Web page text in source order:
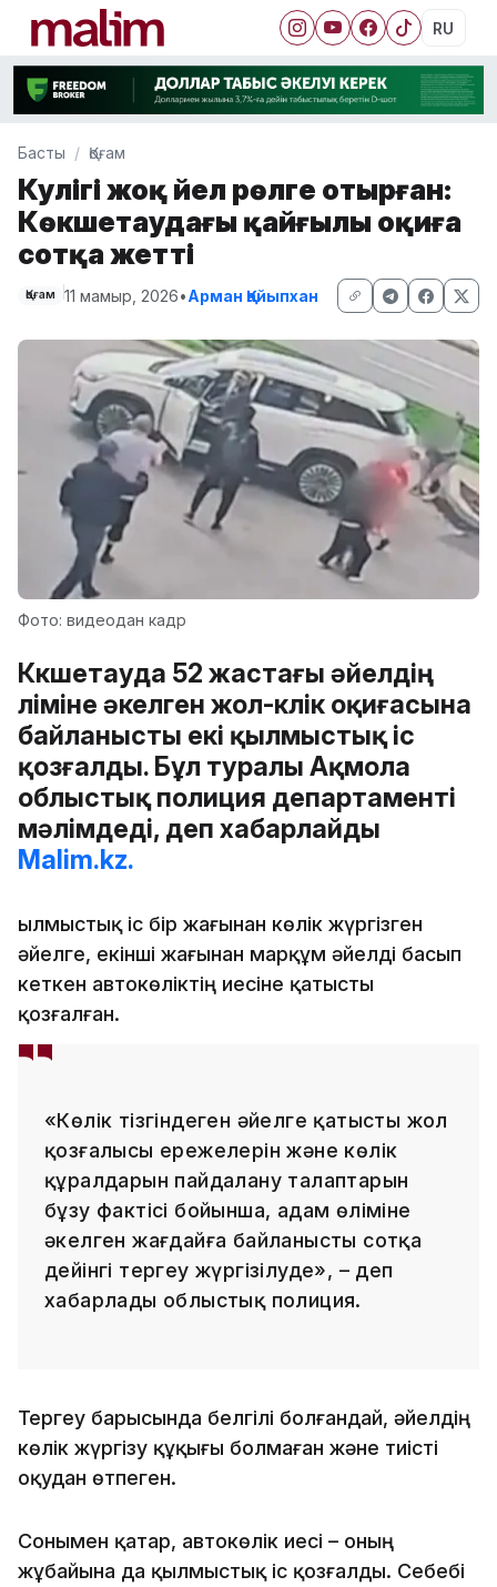
RU
Басты Қоғам
Куәлігі жоқ әйел рөлге отырған:
Көкшетаудағы қайғылы оқиға
сотқа жетті
Қоғам 11 мамыр, 2026•Арман Қайыпхан
Фото: видеодан кадр
Көкшетауда 52 жастағы әйелдің
өліміне әкелген жол-көлік оқиғасына
байланысты екі қылмыстық іс
қозғалды. Бұл туралы Ақмола
облыстық полиция департаменті
мәлімдеді, деп хабарлайды
Malim.kz.
Қылмыстық іс бір жағынан көлік жүргізген
әйелге, екінші жағынан марқұм әйелді басып
кеткен автокөліктің иесіне қатысты
қозғалған.
«Көлік тізгіндеген әйелге қатысты жол
қозғалысы ережелерін және көлік
құралдарын пайдалану талаптарын
бұзу фактісі бойынша, адам өліміне
әкелген жағдайға байланысты сотқа
дейінгі тергеу жүргізілуде», – деп
хабарлады облыстық полиция.
Тергеу барысында белгілі болғандай, әйелдің
көлік жүргізу құқығы болмаған және тиісті
оқудан өтпеген.
Сонымен қатар, автокөлік иесі – оның
жұбайына да қылмыстық іс қозғалды. Себебі